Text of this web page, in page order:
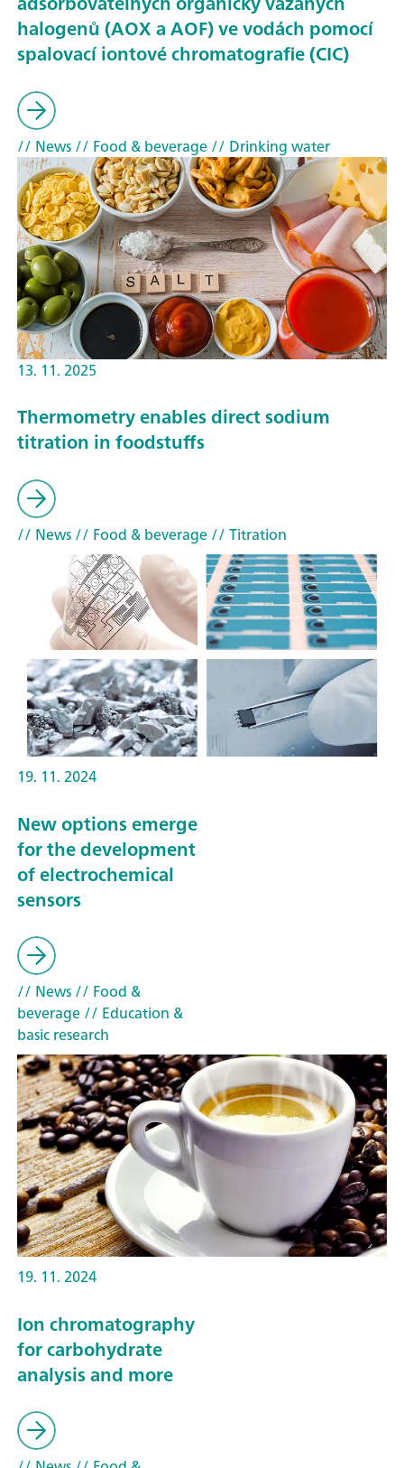
halogenů (AOX a AOF) ve vodách pomocí
spalovací iontové chromatografie (CIC)
// News// Food & beverage// Drinking water
13. 11. 2025
Thermometry enables direct sodium
titration in foodstuffs
// News// Food & beverage// Titration
19. 11. 2024
New options emerge
for the development
of electrochemical
sensors
// News// Food &
beverage// Education &
basic research
19. 11. 2024
Ion chromatography
for carbohydrate
analysis and more